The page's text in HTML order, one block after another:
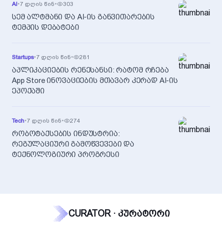
AI•7 დღის წინ• 303
სემ ალტმანი და AI-ის განვითარების
ტემპის დებატები
Startups•7 დღის წინ• 281
აპლიკაციების რენესანსი: რატომ რჩება
App Store ინოვაციების მთავარ კერად AI-ის
ეპოქაში
Tech•7 დღის წინ• 274
რობოტაქსების ინდუსტრია:
რეგულაციური გამოწვევები და
ტექნოლოგიური პროგრესი
CURATOR · კურატორი